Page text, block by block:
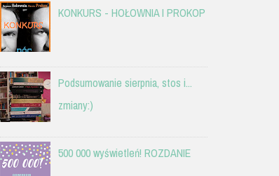
KONKURS - HOŁOWNIA I PROKOP
Podsumowanie sierpnia, stos i...
zmiany:)
500 000 wyświetleń! ROZDANIE